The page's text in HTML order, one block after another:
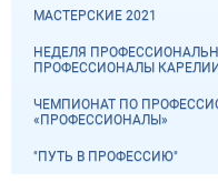
МАСТЕРСКИЕ 2021
НЕДЕЛЯ
ПРОФЕССИОНАЛЫ
ЧЕМПИОНАТ ПО
«ПРОФЕССИОНАЛЫ»
"ПУТЬ В ПРОФЕССИЮ"